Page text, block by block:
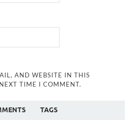
AND WEBSITE IN THIS
TIME I COMMENT.
TAGS